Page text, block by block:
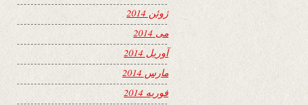
ژوئن 2014
می 2014
آوریل 2014
مارس 2014
فوریه 2014